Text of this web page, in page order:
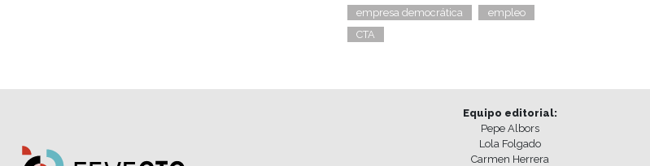
empresa democrática
empleo
CTA
Equipo editorial:
Pepe Albors
Lola Folgado
Carmen Herrera